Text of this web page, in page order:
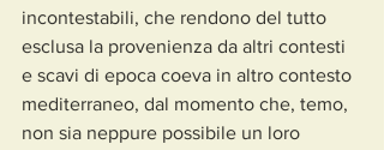
incontestabili, che rendono del tutto
esclusa la provenienza da altri contesti
e scavi di epoca coeva in altro contesto
mediterraneo, dal momento che, temo,
non sia neppure possibile un loro